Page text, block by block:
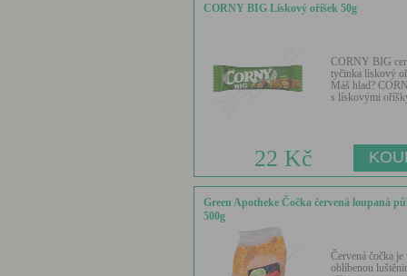
CORNY BIG Lískový oříšek 50g
CORNY BIG
tyčinka lískový
Máš hlad?
s lískovými
22 Kč
Green Apotheke Čočka červená loupaná
500g
Červená čočka je
oblíbenou